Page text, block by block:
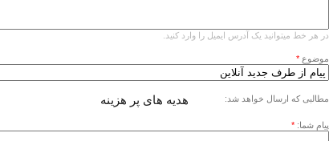
در هر خط میتوانید یک آدرس ایمیل را وارد کنید.
موضوع *
مطالبی که ارسال خواهد شد: هدیه های پر هزینه
پیام شما: *